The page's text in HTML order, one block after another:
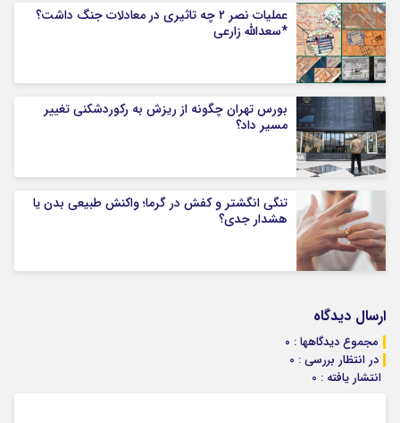
عملیات نصر ۲ چه تاثیری در معادلات جنگ داشت؟
*سعدالله زارعی
بورس تهران چگونه از ریزش به رکوردشکنی تغییر
مسیر داد؟
تنگی انگشتر و کفش در گرما؛ واکنش طبیعی بدن یا
هشدار جدی؟
ارسال دیدگاه
مجموع دیدگاهها : 0
در انتظار بررسی : 0
انتشار یافته : 0